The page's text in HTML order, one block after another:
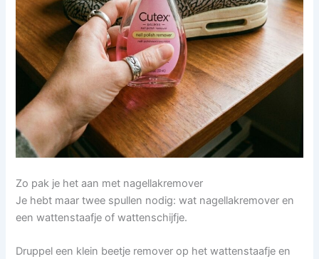
Zo pak je het aan met nagellakremover
Je hebt maar twee spullen nodig: wat nagellakremover en
een wattenstaafje of wattenschijfje.
Druppel een klein beetje remover op het wattenstaafje en